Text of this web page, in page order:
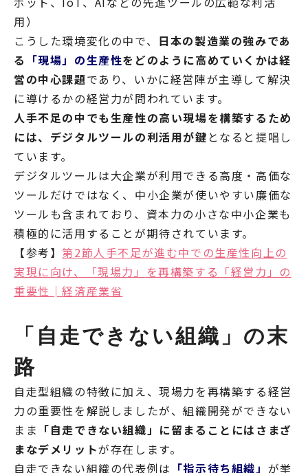
用）
こうした環境変化の中で、 日本の製造業の強みであ
る 「現場」の生産性をどのように高めていくかは経
営の中心課題であり、いかに経営陣が主導して解決
に導けるかの経営力が問われています。
人手不足の中でも生産性の高い現場を構築するため
には、デジタルツールの利活用が鍵 となると提唱し
ています。
デジタルツールは大企業が利用できる高度・高価な
ツールだけではなく、中小企業が使いやすい廉価な
ツールも含まれており、資本力の小さな中小企業も
積極的に活用することが期待されています。
【参考】第2節人手不足が進む中での生産性向上の
実現に向け、「現場力」を再構築する「経営力」の
重要性│経済産業省
「自走できない組織」の末
路
自走型組織の特徴に加え、現場力を再構築する経営
力の重要性を解説しましたが、組織開発ができない
まま 「自走できない組織」に留まることにはさまざ
まなデメリットが存在します。
自走できない組織の代表例は 「指示待ち組織」 が挙